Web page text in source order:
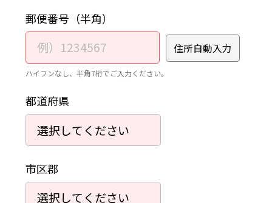
郵便番号（半角）
住所自動入力
ハイフンなし、半角7桁でご入力ください。
都道府県
市区郡